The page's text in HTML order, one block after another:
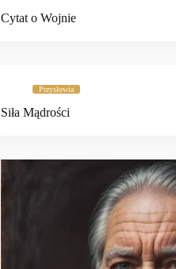
Cytat o Wojnie
Przysłowia
Siła Mądrości